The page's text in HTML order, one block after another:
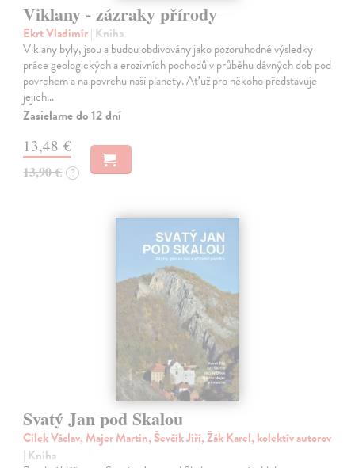
Viklany - zázraky přírody
Ekrt Vladimír| Kniha
Viklany byly, jsou a budou obdivovány jako pozoruhodné výsledky
práce geologických a erozivních pochodů v průběhu dávných dob pod
povrchem a na povrchu naší planety. Ať už pro někoho představuje
jejich…
Zasielame do 12 dní
13,48 €
13,90 € ?
Svatý Jan pod Skalou
Cílek Václav, Majer Martin, Ševčík Jiří, Žák Karel, kolektív autorov
| Kniha